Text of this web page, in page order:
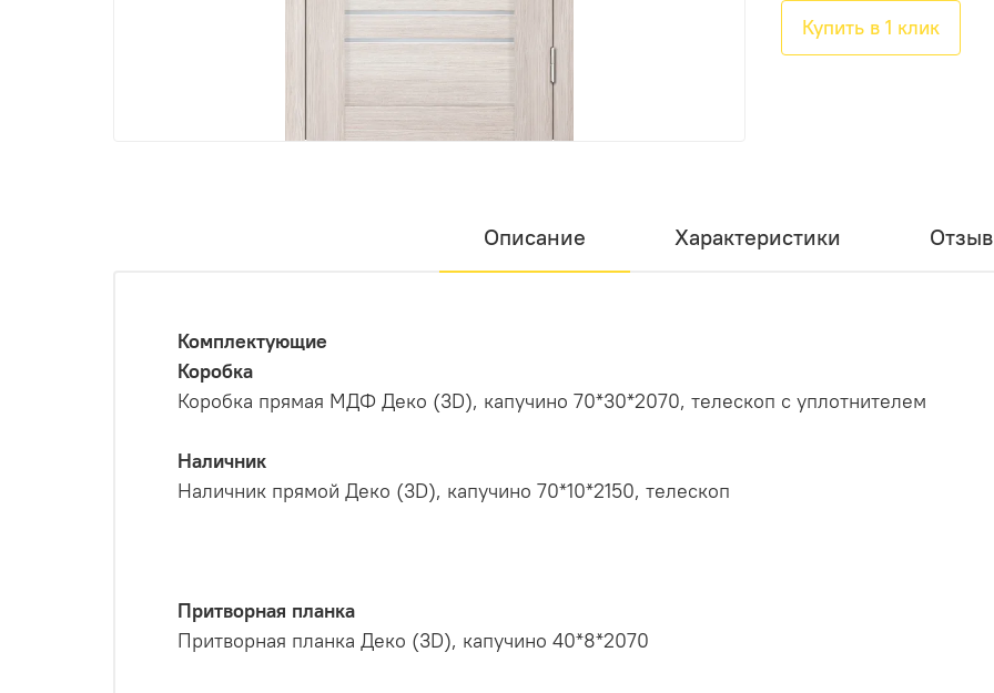
Купить в 1 клик
Описание Характеристики
Комплектующие
Коробка
Коробка прямая МДФ Деко (3D), капучино 70*30*2070, телескоп с уплотнителем
Наличник
Наличник прямой Деко (3D), капучино 70*10*2150, телескоп
Притворная планка
Притворная планка Деко (3D), капучино 40*8*2070